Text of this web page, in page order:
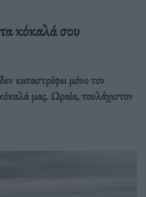
κόκαλά σου
καταστρέφει μόνο τον
μας. Ωραία, τουλάχιστον